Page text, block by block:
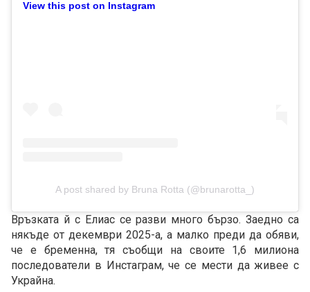
View this post on Instagram
A post shared by Bruna Rotta (@brunarotta_)
Връзката й с Елиас се разви много бързо. Заедно са
някъде от декември 2025-а, а малко преди да обяви,
че е бременна, тя съобщи на своите 1,6 милиона
последователи в Инстаграм, че се мести да живее с
Украйна.